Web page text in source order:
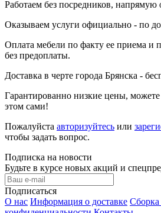
Работаем без посредников, напрямую
Оказываем услуги официально - по
Оплата мебели по факту ее приема и
без предоплаты.
Доставка в черте города Брянска -
Гарантированно низкие цены, можете
этом сами!
Пожалуйста авторизуйтесь или
чтобы задать вопрос.
Подписка на новости
Будьте в курсе новых акций и
Подписаться
О нас Информация о доставке Сборка